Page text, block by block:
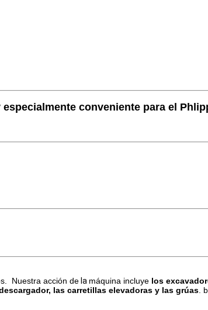
conveniente para el
Nuestra acción de la máquina incluye los
las carretillas elevadoras y las grúas .